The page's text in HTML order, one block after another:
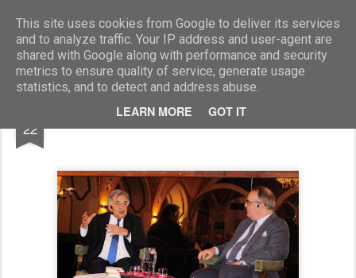
This site uses cookies from Google to deliver its services
and to analyze traffic. Your IP address and user-agent are
shared with Google along with performance and security
metrics to ensure quality of service, generate usage
statistics, and to detect and address abuse.
LEARN MORE GOT IT
Marcellino Radogna - Fotonotizie per la stampa
22 Leoluca Orlando con Elmar Pichler Rolle